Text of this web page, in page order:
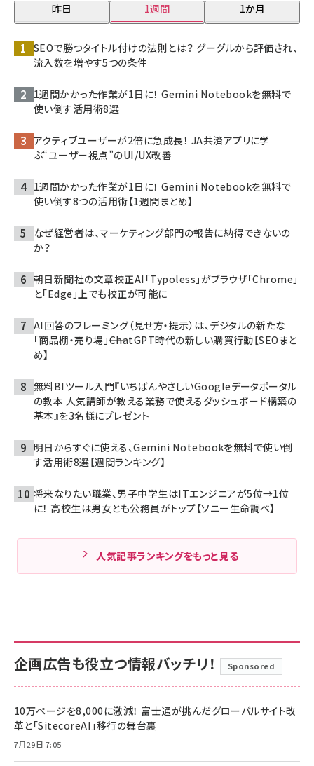
昨日 1週間 1か月
SEOで勝つタイトル付けの法則とは？ グーグルから評価され、
流入数を増やす5つの条件
1週間かかった作業が1日に！ Gemini Notebookを無料で
使い倒す活用術8選
アクティブユーザーが2倍に急成長！ JA共済アプリに学
ぶ“ユーザー視点”のUI/UX改善
1週間かかった作業が1日に！ Gemini Notebookを無料で
使い倒す8つの活用術【1週間まとめ】
なぜ経営者は、マーケティング部門の報告に納得できないの
か？
朝日新聞社の文章校正AI「Typoless」がブラウザ「Chrome」
と「Edge」上でも校正が可能に
AI回答のフレーミング（見せ方・提示）は、デジタルの新たな
「商品棚・売り場」――ChatGPT時代の新しい購買行動【SEOまと
め】
無料BIツール入門『いちばんやさしいGoogleデータポータル
の教本 人気講師が教える業務で使えるダッシュボード構築の
基本』を3名様にプレゼント
明日からすぐに使える、Gemini Notebookを無料で使い倒
す活用術8選【週間ランキング】
将来なりたい職業、男子中学生はITエンジニアが5位→1位
に！ 高校生は男女とも公務員がトップ【ソニー生命調べ】
人気記事ランキングをもっと見る
企画広告も役立つ情報バッチリ！ Sponsored
10万ページを8,000に激減！ 富士通が挑んだグローバルサイト改
革と「SitecoreAI」移行の舞台裏
7月29日 7:05